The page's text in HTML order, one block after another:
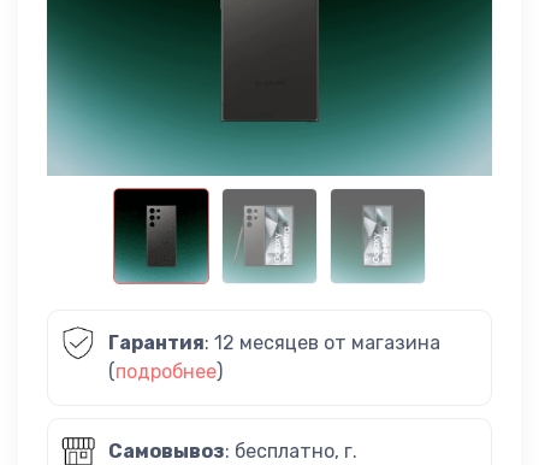
Гарантия: 12 месяцев от магазина
(подробнее)
Самовывоз: бесплатно, г.